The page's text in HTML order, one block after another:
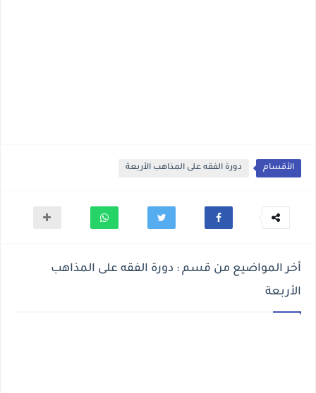
الأقسام دورة الفقه على المذاهب الأربعة
أخر المواضيع من قسم : دورة الفقه على المذاهب
الأربعة